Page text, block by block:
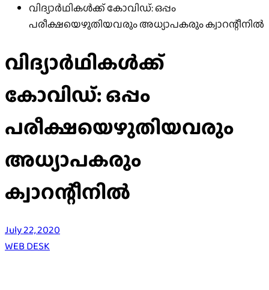
വിദ്യാർഥികൾക്ക് കോവിഡ്: ഒപ്പം
പരീക്ഷയെഴുതിയവരും അധ്യാപകരും ക്വാറന്റീനിൽ
വിദ്യാർഥികൾക്ക്
കോവിഡ്: ഒപ്പം
പരീക്ഷയെഴുതിയവരും
അധ്യാപകരും
ക്വാറന്റീനിൽ
July 22, 2020
WEB DESK